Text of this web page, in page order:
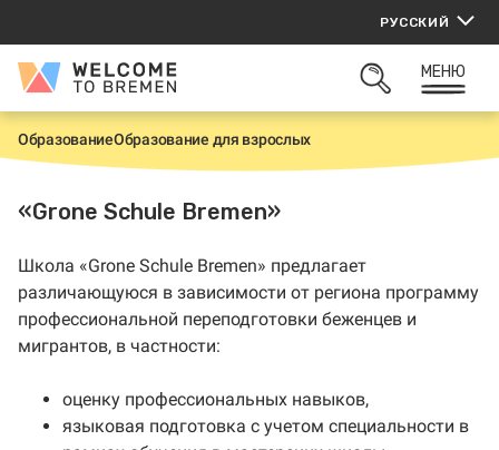
содержанию
РУССКИЙ
Welcome
Bremen
ОТКРЫТЬ
МЕНЮ
Г
л
н
ОбразованиеОбразование для взрослых
«Grone Schule Bremen»
Школа «Grone Schule Bremen» предлагает
различающуюся в зависимости от региона программу
профессиональной переподготовки беженцев и
мигрантов, в частности:
оценку профессиональных навыков,
языковая подготовка с учетом специальности в